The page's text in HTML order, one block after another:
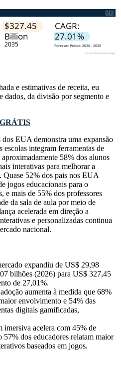
e estimativas de receita, eu
dados, da divisão por segmento e
EUA demonstra uma expansão
escolas integram ferramentas de
58% dos alunos
interativas para melhorar a
52% dos pais nos EUA
jogos educacionais para o
e mais de 55% dos professores
da sala de aula por meio de
acelerada em direção a
e personalizadas continua
nacional.
expandiu de US$ 29,98
bilhões (2026) para US$ 327,45
de 27,01%.
aumenta à medida que 68%
envolvimento e 54% das
digitais gamificadas,
imersiva acelera com 45% de
dos educadores relatam maior
baseados em jogos.